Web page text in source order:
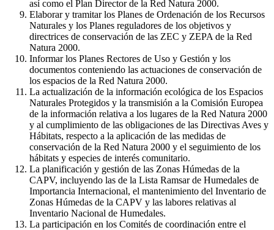
así como el Plan Director de la Red Natura 2000.
Elaborar y tramitar los Planes de Ordenación de los Recursos
Naturales y los Planes reguladores de los objetivos y
directrices de conservación de las ZEC y ZEPA de la Red
Natura 2000.
Informar los Planes Rectores de Uso y Gestión y los
documentos conteniendo las actuaciones de conservación de
los espacios de la Red Natura 2000.
La actualización de la información ecológica de los Espacios
Naturales Protegidos y la transmisión a la Comisión Europea
de la información relativa a los lugares de la Red Natura 2000
y al cumplimiento de las obligaciones de las Directivas Aves y
Hábitats, respecto a la aplicación de las medidas de
conservación de la Red Natura 2000 y el seguimiento de los
hábitats y especies de interés comunitario.
La planificación y gestión de las Zonas Húmedas de la
CAPV, incluyendo las de la Lista Ramsar de Humedales de
Importancia Internacional, el mantenimiento del Inventario de
Zonas Húmedas de la CAPV y las labores relativas al
Inventario Nacional de Humedales.
La participación en los Comités de coordinación entre el